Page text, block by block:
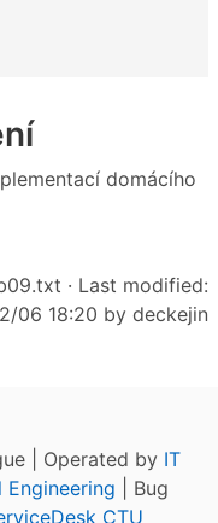
domácího
· Last modified:
06 18:20 by deckejin
| Operated by IT
| Bug
CTU